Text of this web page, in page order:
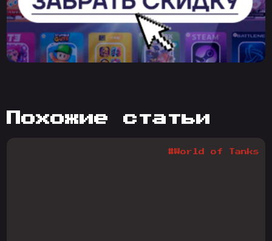
похожие статьи
#World of Tanks